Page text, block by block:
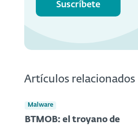
Suscríbete
Artículos relacionados
Malware
BTMOB: el troyano de